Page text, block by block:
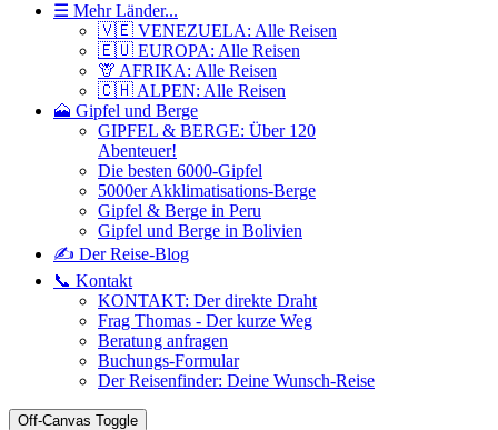
☰ Mehr Länder...
🇻🇪 VENEZUELA: Alle Reisen
🇪🇺 EUROPA: Alle Reisen
🦒 AFRIKA: Alle Reisen
🇨🇭 ALPEN: Alle Reisen
🗻 Gipfel und Berge
GIPFEL & BERGE: Über 120
Abenteuer!
Die besten 6000-Gipfel
5000er Akklimatisations-Berge
Gipfel & Berge in Peru
Gipfel und Berge in Bolivien
✍️ Der Reise-Blog
📞 Kontakt
KONTAKT: Der direkte Draht
Frag Thomas - Der kurze Weg
Beratung anfragen
Buchungs-Formular
Der Reisenfinder: Deine Wunsch-Reise
Off-Canvas Toggle